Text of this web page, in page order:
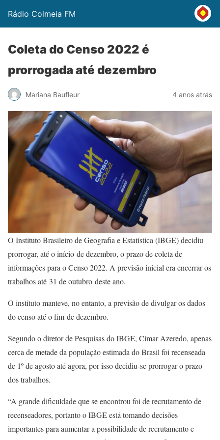
Rádio Colmeia FM
Coleta do Censo 2022 é
prorrogada até dezembro
Mariana Baufleur 4 anos atrás
O Instituto Brasileiro de Geografia e Estatística (IBGE) decidiu
prorrogar, até o início de dezembro, o prazo de coleta de
informações para o Censo 2022. A previsão inicial era encerrar os
trabalhos até 31 de outubro deste ano.
O instituto manteve, no entanto, a previsão de divulgar os dados
do censo até o fim de dezembro.
Segundo o diretor de Pesquisas do IBGE, Cimar Azeredo, apenas
cerca de metade da população estimada do Brasil foi recenseada
de 1º de agosto até agora, por isso decidiu-se prorrogar o prazo
dos trabalhos.
“A grande dificuldade que se encontrou foi de recrutamento de
recenseadores, portanto o IBGE está tomando decisões
importantes para aumentar a possibilidade de recrutamento e